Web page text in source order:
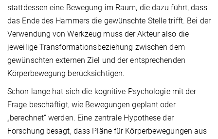
stattdessen eine Bewegung im Raum, die dazu führt, dass
das Ende des Hammers die gewünschte Stelle trifft. Bei der
Verwendung von Werkzeug muss der Akteur also die
jeweilige Transformationsbeziehung zwischen dem
gewünschten externen Ziel und der entsprechenden
Körperbewegung berücksichtigen.
Schon lange hat sich die kognitive Psychologie mit der
Frage beschäftigt, wie Bewegungen geplant oder
„berechnet“ werden. Eine zentrale Hypothese der
Forschung besagt, dass Pläne für Körperbewegungen aus